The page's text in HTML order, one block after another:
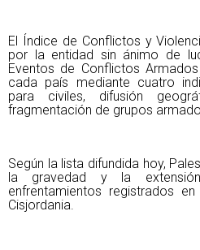
El Índice de Conflictos y
por la entidad sin ánimo de
Eventos de Conflictos Armados
cada país mediante cuatro
para civiles, difusión
fragmentación de grupos
Según la lista difundida hoy,
la gravedad y la
enfrentamientos registrados
Cisjordania.